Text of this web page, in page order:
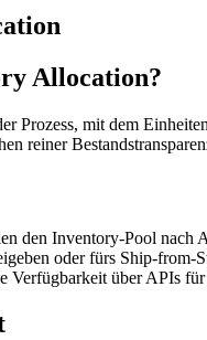
Allocation?
Prozess, mit dem
reiner
den Inventory-Pool nach
oder fürs Ship-from-
Verfügbarkeit über APIs